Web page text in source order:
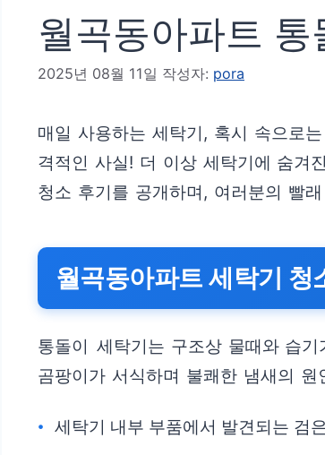
월곡동아파트
2025년 08월 11일 작성자: pora
매일 사용하는 세탁기, 혹시 속으로
격적인 사실! 더 이상 세탁기에 숨겨
청소 후기를 공개하며, 여러분의 빨
월곡동아파트 세탁기 청
통돌이 세탁기는 구조상 물때와 습
곰팡이가 서식하며 불쾌한 냄새의
세탁기 내부 부품에서 발견되는 검